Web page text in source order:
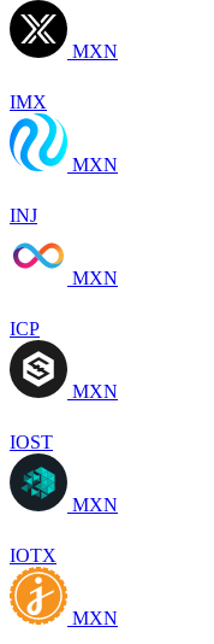
MXN
IMX
MXN
INJ
MXN
ICP
MXN
IOST
MXN
IOTX
MXN